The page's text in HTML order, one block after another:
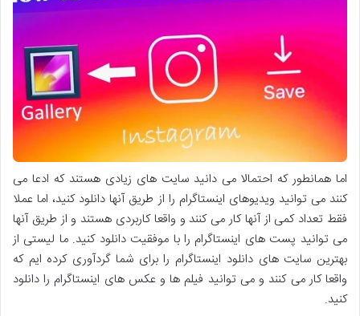
اما همانطور که احتمالا می دانید سایت های زیادی هستند که ادعا می
کنند می توانید ویدیوهای اینستاگرام را از طریق آنها دانلود کنید، اما عملا
فقط تعداد کمی از آنها کار می کنند و واقعا کاربردی هستند و از طریق آنها
می توانید پست های اینستاگرام را با موفقیت دانلود کنید. ما لیستی از
بهترین سایت های دانلود اینستاگرام را برای شما گردآوری کرده ایم که
واقعا کار می کنند و می توانید فیلم ها و عکس های اینستاگرام را دانلود
کنید.